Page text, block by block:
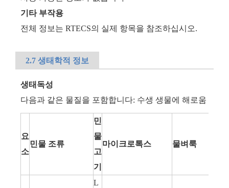
기타 부작용
전체 정보는 RTECS의 실제 항목을 참조하십시오.
2.7 생태학적 정보
생태독성
다음과 같은 물질을 포함합니다: 수생 생물에 해로움
요
소
민물 조류
민
물
고
기
마이크로톡스 물벼룩
L